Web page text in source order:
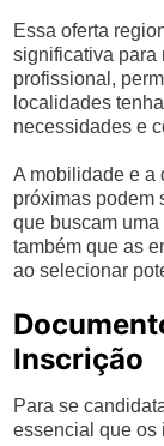
Essa oferta
significativa para
profissional,
localidades
necessidades e
A mobilidade e a
próximas podem
que buscam
também que as
ao selecionar
Inscrição
Para se
essencial que os